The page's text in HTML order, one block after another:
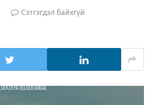
Сэтгэгдэл байхгүй